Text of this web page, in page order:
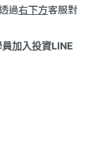
過右下方客服對
加入投資LINE